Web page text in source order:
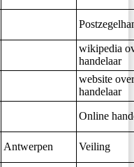
wikipedia
handelaar
website
handelaar
Online
Antwerpen Veiling